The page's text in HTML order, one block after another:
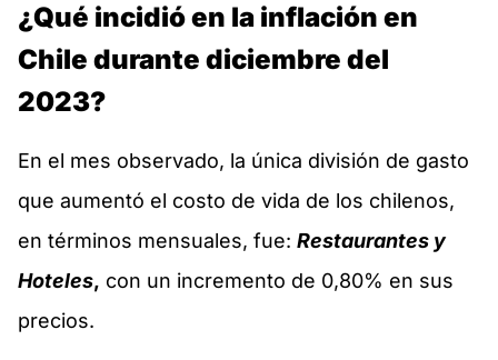
¿Qué incidió en la inflación en
Chile durante diciembre del
2023?
En el mes observado, la única división de gasto
que aumentó el costo de vida de los chilenos,
en términos mensuales, fue: Restaurantes y
Hoteles, con un incremento de 0,80% en sus
precios.